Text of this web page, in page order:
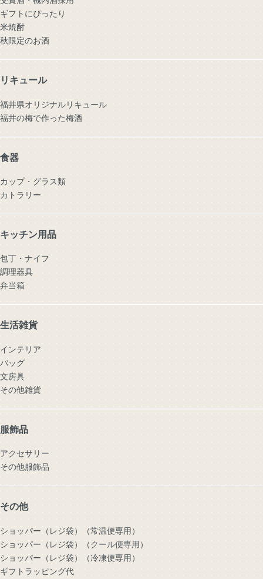
ギフトにぴったり
米焼酎
秋限定のお酒
リキュール
福井県オリジナルリキュール
福井の梅で作った梅酒
食器
カップ・グラス類
カトラリー
キッチン用品
包丁・ナイフ
調理器具
弁当箱
生活雑貨
インテリア
バッグ
文房具
その他雑貨
服飾品
アクセサリー
その他服飾品
その他
ショッパー（レジ袋）（常温便専用）
ショッパー（レジ袋）（クール便専用）
ショッパー（レジ袋）（冷凍便専用）
ギフトラッピング代